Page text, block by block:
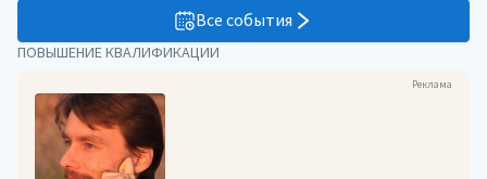
ПОВЫШЕНИЕ КВАЛИФИКАЦИИ
Реклама
Все события